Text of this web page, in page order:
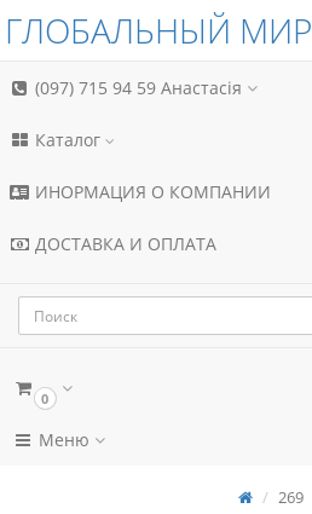
ГЛОБАЛЬНЫЙ МИР
(097) 715 94 59 Анастасія
Каталог
ИНОРМАЦИЯ О КОМПАНИИ
ДОСТАВКА И ОПЛАТА
0
Меню
269